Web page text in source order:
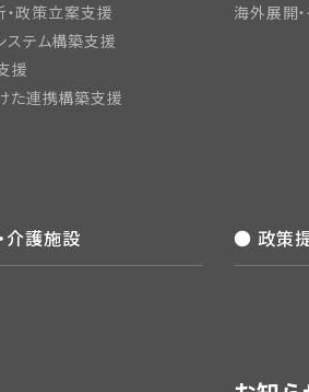
政策立案支援
ステム構築支援
援
た連携構築支援
海外展開
護施設 ● 政策